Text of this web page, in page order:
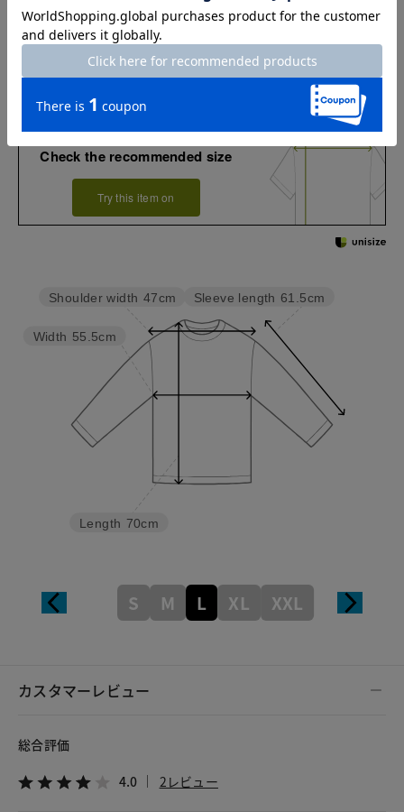
お店で試着する
Check the recommended size
Try this item on
Sleeve length 61.5cm
Length 70cm
Width 55.5cm
Shoulder width 47cm
S M L XL XXL
カスタマーレビュー
総合評価
4.0 2レビュー